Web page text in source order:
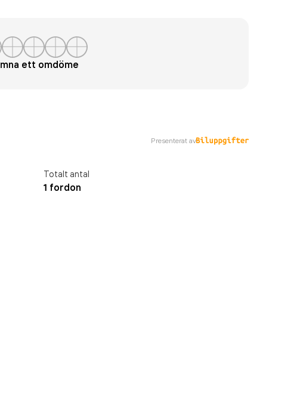
ett omdöme
Presenterat av
Totalt antal
1 fordon